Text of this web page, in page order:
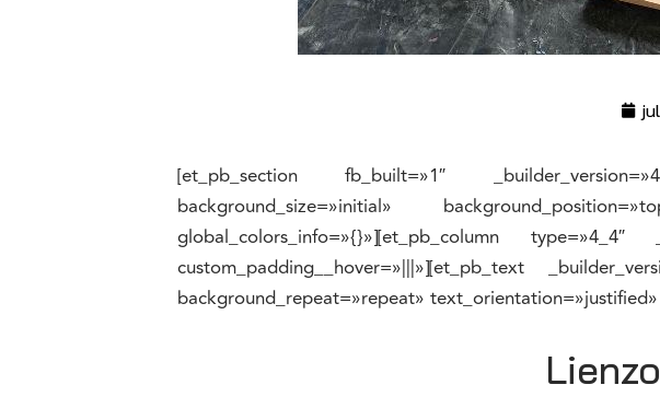
[et_pb_section fb_built=»1″
background_size=»initial»
global_colors_info=»{}»][et_pb_column type=»4_4″
custom_padding__hover=»|||»][et_pb_text
background_repeat=»repeat»